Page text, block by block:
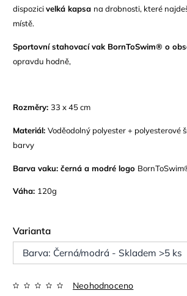
dispozicivelká kapsa na drobnosti, které
místě.
Sportovní stahovací vak BornToSwim® o
opravdu hodně,
Rozměry: 33 x 45 cm
Materiál: Voděodolný polyester + polyesterové
barvy
Barva vaku: černá a modré logo
Váha: 120g
Varianta
Barva: Černá/modrá - Skladem >5 ks
Neohodnoceno